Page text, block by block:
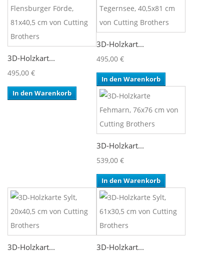
3D-Holzkart...
495,00 €
In den Warenkorb
3D-Holzkart...
495,00 €
In den Warenkorb
3D-Holzkart...
539,00 €
In den Warenkorb
3D-Holzkart... 3D-Holzkart...